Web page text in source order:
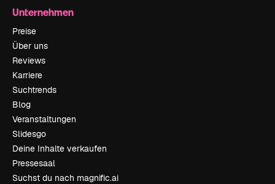
Unternehmen
Preise
Über uns
Reviews
Karriere
Suchtrends
Blog
Veranstaltungen
Slidesgo
Deine Inhalte verkaufen
Pressesaal
Suchst du nach magnific.ai